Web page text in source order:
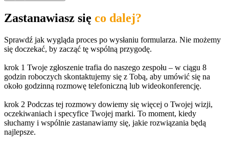
Zastanawiasz się co dalej?
Sprawdź jak wygląda proces po wysłaniu formularza. Nie możemy
się doczekać, by zacząć tę wspólną przygodę.
krok 1 Twoje zgłoszenie trafia do naszego zespołu – w ciągu 8
godzin roboczych skontaktujemy się z Tobą, aby umówić się na
około godzinną rozmowę telefoniczną lub wideokonferencję.
krok 2 Podczas tej rozmowy dowiemy się więcej o Twojej wizji,
oczekiwaniach i specyfice Twojej marki. To moment, kiedy
słuchamy i wspólnie zastanawiamy się, jakie rozwiązania będą
najlepsze.